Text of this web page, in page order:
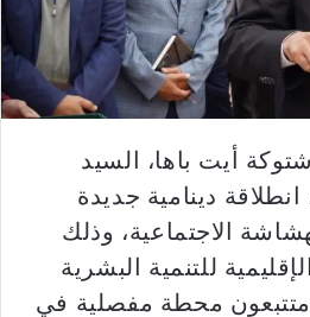
أيت باها، السيد
دينامية جديدة
الاجتماعية، وذلك
للتنمية البشرية
متتبعون محطة مفصلية في